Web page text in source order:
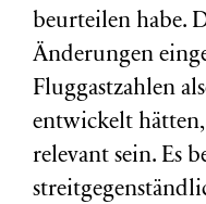
beurteilen habe.
Änderungen
Fluggastzahlen
entwickelt
relevant sein. Es